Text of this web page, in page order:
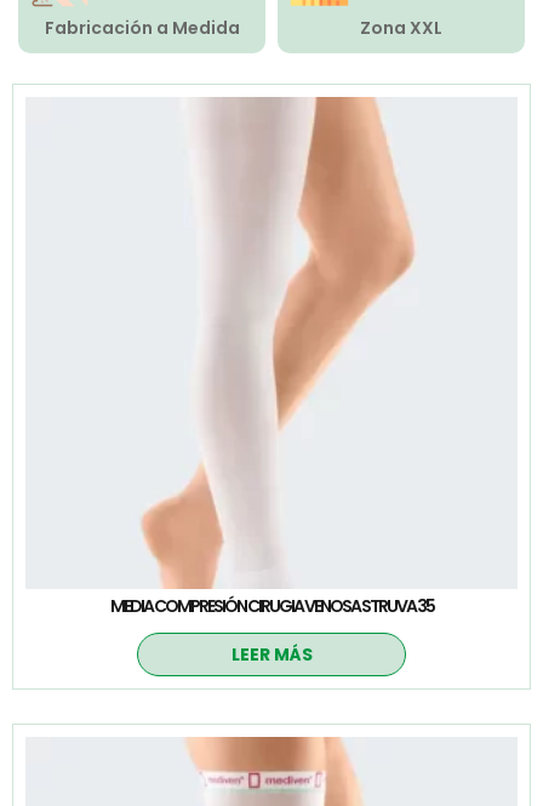
Fabricación a Medida Zona XXL
MEDIA COMPRESIÓN CIRUGIA VENOSA STRUVA 35
LEER MÁS